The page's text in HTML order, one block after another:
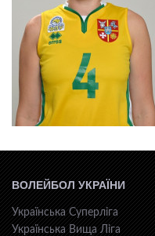
ВОЛЕЙБОЛ УКРАЇНИ
Українська Суперліга
Українська Вища Ліга